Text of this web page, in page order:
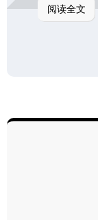
阅读全文